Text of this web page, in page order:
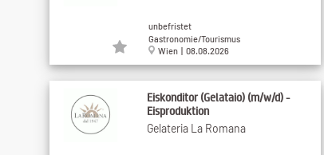
unbefristet
Gastronomie/Tourismus
Wien | 08.08.2026
Eiskonditor (Gelataio) (m/w/d) -
Eisproduktion
Gelateria La Romana